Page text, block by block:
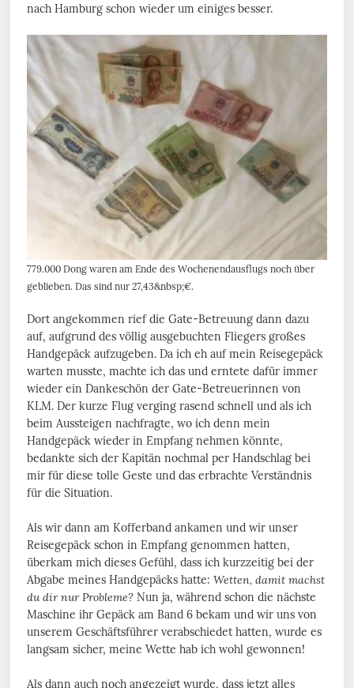
nach Hamburg schon wieder um einiges besser.
779.000 Dong waren am Ende des Wochenendausflugs noch über
geblieben. Das sind nur 27,43&nbsp;€.
Dort angekommen rief die Gate-Betreuung dann dazu
auf, aufgrund des völlig ausgebuchten Fliegers großes
Handgepäck aufzugeben. Da ich eh auf mein Reisegepäck
warten musste, machte ich das und erntete dafür immer
wieder ein Dankeschön der Gate-Betreuerinnen von
KLM. Der kurze Flug verging rasend schnell und als ich
beim Aussteigen nachfragte, wo ich denn mein
Handgepäck wieder in Empfang nehmen könnte,
bedankte sich der Kapitän nochmal per Handschlag bei
mir für diese tolle Geste und das erbrachte Verständnis
für die Situation.
Als wir dann am Kofferband ankamen und wir unser
Reisegepäck schon in Empfang genommen hatten,
überkam mich dieses Gefühl, dass ich kurzzeitig bei der
Abgabe meines Handgepäcks hatte:Wetten, damit machst
du dir nur Probleme? Nun ja, während schon die nächste
Maschine ihr Gepäck am Band 6 bekam und wir uns von
unserem Geschäftsführer verabschiedet hatten, wurde es
langsam sicher, meine Wette hab ich wohl gewonnen!
Als dann auch noch angezeigt wurde, dass jetzt alles